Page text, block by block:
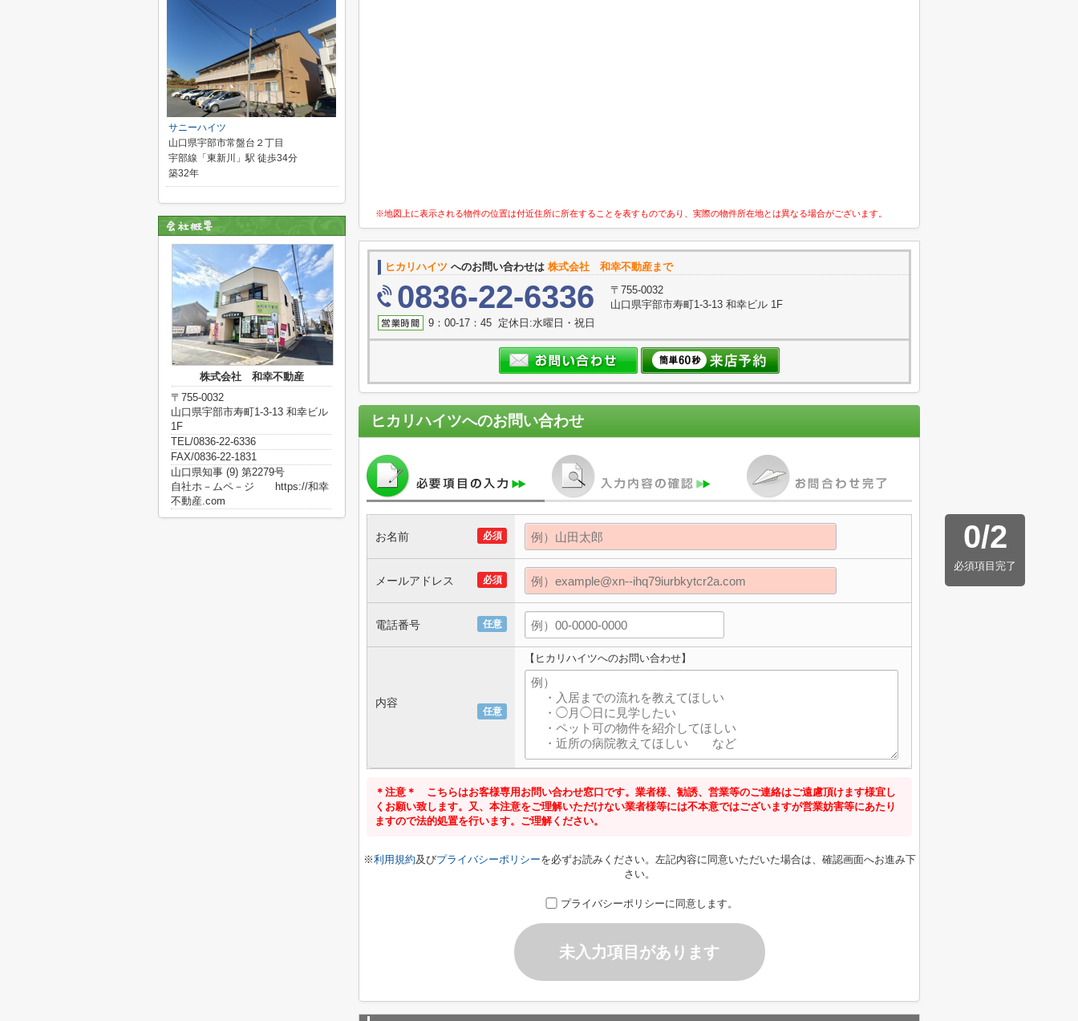
※地図上に表示される物件の位置は付近住所に所在することを表すものであり、実際の物件所在地とは異なる場合がございます。
ヒカリハイツ へのお問い合わせは 株式会社 和幸不動産まで
0836-22-6336
〒755-0032
山口県宇部市寿町1-3-13 和幸ビル 1F
9：00-17：45 定休日:水曜日・祝日
ヒカリハイツへのお問い合わせ
0/2
必須項目完了
必須
お名前
必須
メールアドレス
任意
電話番号
任意
内容
【ヒカリハイツへのお問い合わせ】
＊注意＊ こちらはお客様専用お問い合わせ窓口です。業者様、勧誘、営業等のご連絡はご遠慮頂けます様宜し
くお願い致します。又、本注意をご理解いただけない業者様等には不本意ではございますが営業妨害等にあたり
ますので法的処置を行います。ご理解ください。
※利用規約及びプライバシーポリシーを必ずお読みください。左記内容に同意いただいた場合は、確認画面へお進み下
さい。
プライバシーポリシーに同意します。
未入力項目があります
サニーハイツ
山口県宇部市常盤台２丁目
宇部線「東新川」駅 徒歩34分
築32年
株式会社 和幸不動産
〒755-0032
山口県宇部市寿町1-3-13 和幸ビル
1F
TEL/0836-22-6336
FAX/0836-22-1831
山口県知事 (9) 第2279号
自社ホ－ムペ－ジ https://和幸
不動産.com